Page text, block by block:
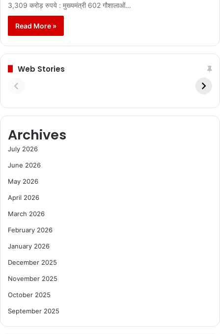
3,309 करोड़ रुपये : मुख्यमंत्री 602 गौशालाओं…
Read More »
Web Stories
Archives
July 2026
June 2026
May 2026
April 2026
March 2026
February 2026
January 2026
December 2025
November 2025
October 2025
September 2025